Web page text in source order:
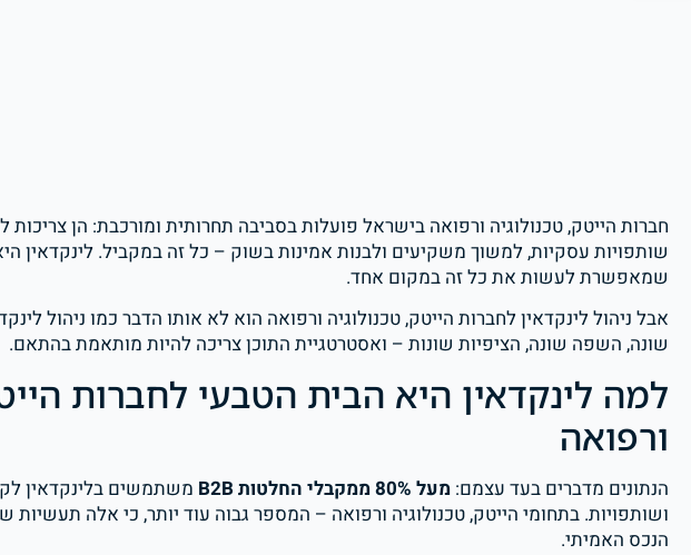
חברות הייטק, טכנולוגיה ורפואה בישראל פועלות בסביבה תחרותית ומורכבת: הן צריכות
שותפויות עסקיות, למשוך משקיעים ולבנות אמינות בשוק – כל זה במקביל. לינקדאין
שמאפשרת לעשות את כל זה במקום אחד.
אבל ניהול לינקדאין לחברות הייטק, טכנולוגיה ורפואה הוא לא אותו הדבר כמו ניהול
שונה, השפה שונה, הציפיות שונות – ואסטרטגיית התוכן צריכה להיות מותאמת בהתאם.
למה לינקדאין היא הבית הטבעי לחברות
ורפואה
הנתונים מדברים בעד עצמם: מעל 80% ממקבלי החלטות B2B
משתמשים בלינקדאין
ושותפויות. בתחומי הייטק, טכנולוגיה ורפואה – המספר גבוה עוד יותר, כי אלה
הנכס האמיתי.